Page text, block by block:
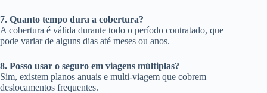
7. Quanto tempo dura a cobertura?
A cobertura é válida durante todo o período contratado, que
pode variar de alguns dias até meses ou anos.
8. Posso usar o seguro em viagens múltiplas?
Sim, existem planos anuais e multi-viagem que cobrem
deslocamentos frequentes.